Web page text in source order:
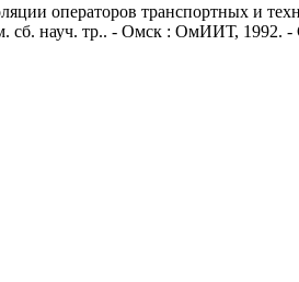
операторов транспортных и
сб. науч. тр.. - Омск : ОмИИТ, 1992. -